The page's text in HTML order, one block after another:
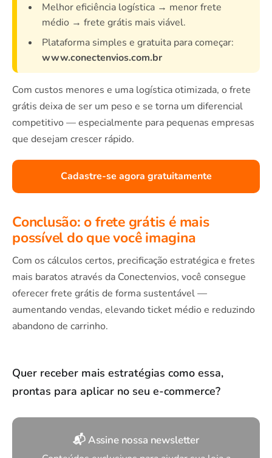
Melhor eficiência logística → menor frete
médio → frete grátis mais viável.
Plataforma simples e gratuita para começar:
www.conectenvios.com.br
Com custos menores e uma logística otimizada, o frete
grátis deixa de ser um peso e se torna um diferencial
competitivo — especialmente para pequenas empresas
que desejam crescer rápido.
Cadastre-se agora gratuitamente
Conclusão: o frete grátis é mais
possível do que você imagina
Com os cálculos certos, precificação estratégica e fretes
mais baratos através da Conectenvios, você consegue
oferecer frete grátis de forma sustentável —
aumentando vendas, elevando ticket médio e reduzindo
abandono de carrinho.
Quer receber mais estratégias como essa,
prontas para aplicar no seu e-commerce?
📬 Assine nossa newsletter